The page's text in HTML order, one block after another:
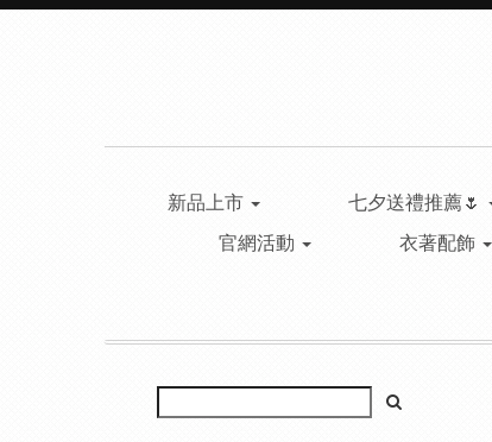
新品上市 七夕送禮推薦🌷
官網活動
衣著配飾